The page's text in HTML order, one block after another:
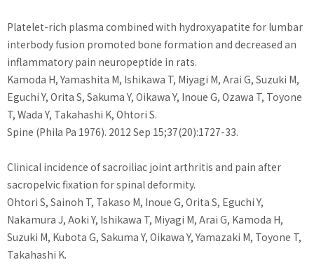
Platelet-rich plasma combined with hydroxyapatite for lumbar
interbody fusion promoted bone formation and decreased an
inflammatory pain neuropeptide in rats.
Kamoda H, Yamashita M, Ishikawa T, Miyagi M, Arai G, Suzuki M,
Eguchi Y, Orita S, Sakuma Y, Oikawa Y, Inoue G, Ozawa T, Toyone
T, Wada Y, Takahashi K, Ohtori S.
Spine (Phila Pa 1976). 2012 Sep 15;37(20):1727-33.
Clinical incidence of sacroiliac joint arthritis and pain after
sacropelvic fixation for spinal deformity.
Ohtori S, Sainoh T, Takaso M, Inoue G, Orita S, Eguchi Y,
Nakamura J, Aoki Y, Ishikawa T, Miyagi M, Arai G, Kamoda H,
Suzuki M, Kubota G, Sakuma Y, Oikawa Y, Yamazaki M, Toyone T,
Takahashi K.